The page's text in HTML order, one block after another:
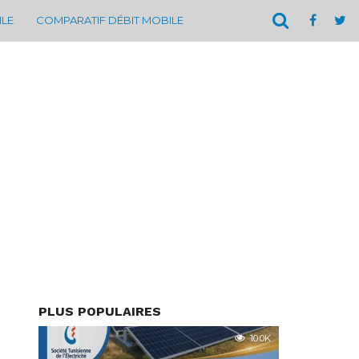
COMPARATIF DÉBIT MOBILE
PLUS POPULAIRES
10.0K